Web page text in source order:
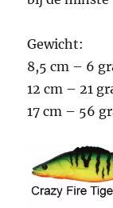
Gewicht:
8,5 cm – 6
12 cm – 21
17 cm – 56